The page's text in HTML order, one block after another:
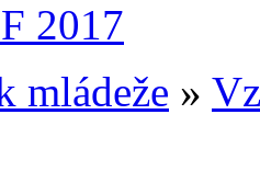
2017
mládeže »